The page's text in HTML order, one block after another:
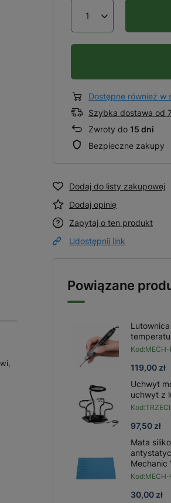
Dostępne również w
Szybka dostawa od
Zwroty do 15 dni
Bezpieczne zakupy
Dodaj do listy zakupowej
Dodaj opinię
Zapytaj o ten produkt
Udostępnij link
Powiązane
Kod:
119,00 zł
Uchwyt
uchwyt z
Kod:
97,50 zł
Mata
Mechanic
Kod:
30,00 zł